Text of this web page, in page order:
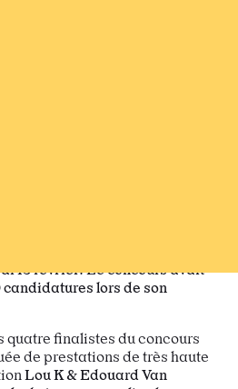
13 février. Le concours avait
candidatures lors de son
finalistes du concours
de prestations de très haute
Lou K & Edouard Van